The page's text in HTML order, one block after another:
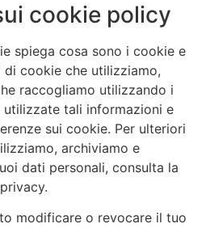
cookie policy
spiega cosa sono i cookie e
cookie che utilizziamo,
raccogliamo utilizzando i
tali informazioni e
sui cookie. Per ulteriori
archiviamo e
dati personali, consulta la
modificare o revocare il tuo